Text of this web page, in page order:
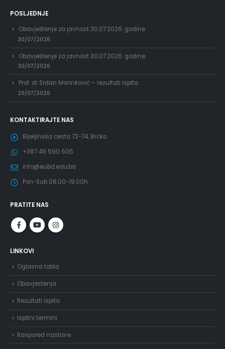
POSLJEDNJE
Obavještenje za javnost 30.07.2026. godine
30/07/2026
Obavještenje za javnost 30.07.2026. godine
30/07/2026
Prof. dr Srđan Marinković – rezultati ispita
29/07/2026
KONTAKTIRAJTE NAS
Bijeljinska cesta 72-74, Brčko
+387 49 590 605
info@eubd.edu.ba
Pon-Sub 08.00-19.00h
PRATITE NAS
LINKOVI
Oglasna tabla
Obavjestenja
Rezultati ispita
Ispitni termini
Raspored nastave